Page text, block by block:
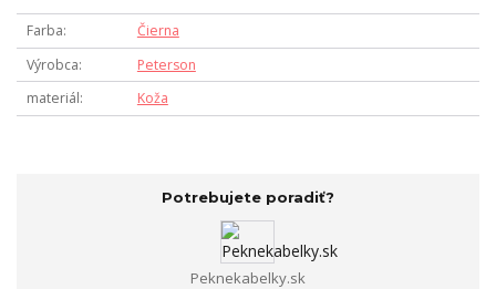
Farba
Čierna
Výrobca
Peterson
materiál
Koža
Potrebujete poradiť?
Peknekabelky.sk